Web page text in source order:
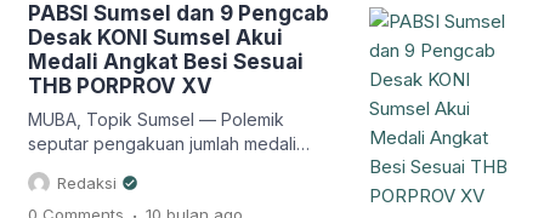
22.00 WIB 27 Oktober 2025, peraihan
medali atlet Muba bisa dikatakan nyaris
tak bisa terkejar oleh kontingen lain.
Berdasarkan […]
PABSI Sumsel dan 9 Pengcab
Desak KONI Sumsel Akui
Medali Angkat Besi Sesuai
THB PORPROV XV
MUBA, Topik Sumsel — Polemik
seputar pengakuan jumlah medali
cabang olahraga angkat besi dalam
ajang Pekan Olahraga Provinsi
Redaksi
.